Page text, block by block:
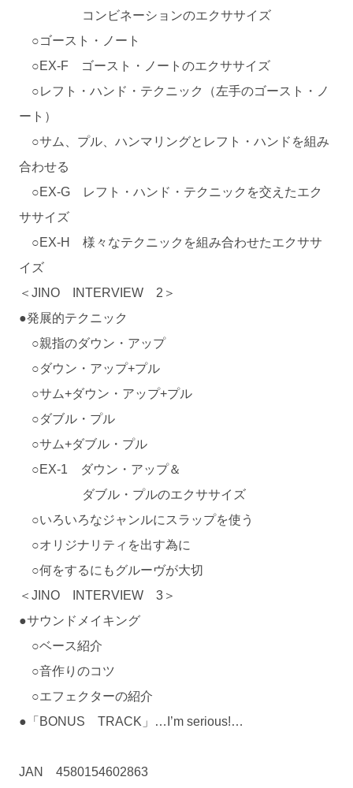
コンビネーションのエクササイズ
○ゴースト・ノート
○EX-F ゴースト・ノートのエクササイズ
○レフト・ハンド・テクニック（左手のゴースト・ノ
ート）
○サム、プル、ハンマリングとレフト・ハンドを組み
合わせる
○EX-G レフト・ハンド・テクニックを交えたエク
ササイズ
○EX-H 様々なテクニックを組み合わせたエクササ
イズ
＜JINO INTERVIEW 2＞
●発展的テクニック
○親指のダウン・アップ
○ダウン・アップ+プル
○サム+ダウン・アップ+プル
○ダブル・プル
○サム+ダブル・プル
○EX-1 ダウン・アップ＆
ダブル・プルのエクササイズ
○いろいろなジャンルにスラップを使う
○オリジナリティを出す為に
○何をするにもグルーヴが大切
＜JINO INTERVIEW 3＞
●サウンドメイキング
○ベース紹介
○音作りのコツ
○エフェクターの紹介
●「BONUS TRACK」…I’m serious!…
JAN 4580154602863